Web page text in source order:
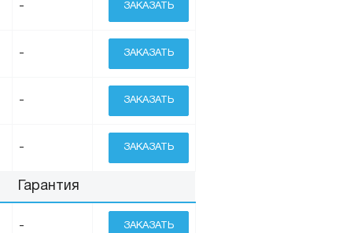
- ЗАКАЗАТЬ
- ЗАКАЗАТЬ
- ЗАКАЗАТЬ
- ЗАКАЗАТЬ
Гарантия
- ЗАКАЗАТЬ